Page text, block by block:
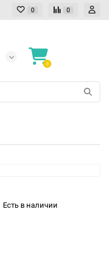
0 0
0
Есть в наличии